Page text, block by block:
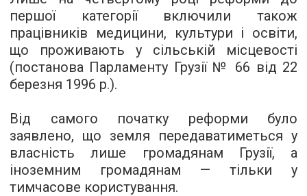
першої категорії включили також
працівників медицини, культури і освіти,
що проживають у сільській місцевості
(постанова Парламенту Грузії № 66 від 22
березня 1996 р.).
Від самого початку реформи було
заявлено, що земля передаватиметься у
власність лише громадянам Грузії, а
іноземним громадянам — тільки у
тимчасове користування.